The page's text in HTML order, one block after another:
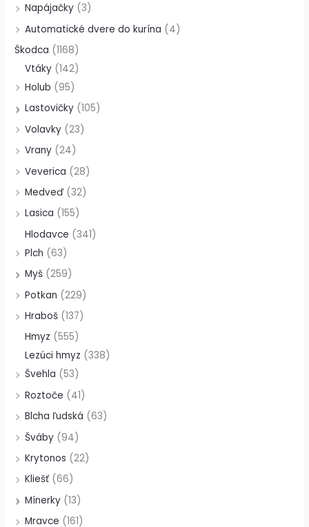
Napájačky (3)
Automatické dvere do kurína (4)
Škodca (1168)
Vtáky (142)
Holub (95)
Lastovičky (105)
Volavky (23)
Vrany (24)
Veverica (28)
Medveď (32)
Lasica (155)
Hlodavce (341)
Plch (63)
Myš (259)
Potkan (229)
Hraboš (137)
Hmyz (555)
Lezúci hmyz (338)
Švehla (53)
Roztoče (41)
Blcha ľudská (63)
Šváby (94)
Krytonos (22)
Kliešť (66)
Mínerky (13)
Mravce (161)